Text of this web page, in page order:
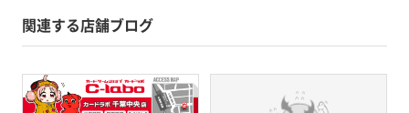
関連する店舗ブログ